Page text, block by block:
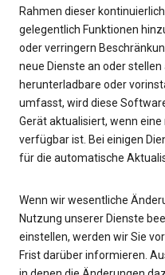
Rahmen dieser
gelegentlich Funktionen
oder verringern
neue Dienste an oder stellen
herunterladbare oder
umfasst, wird diese
Gerät aktualisiert, wenn
verfügbar ist. Bei einigen
für die automatische
Wenn wir wesentliche
Nutzung unserer Dienste
einstellen, werden wir Sie
Frist darüber informieren.